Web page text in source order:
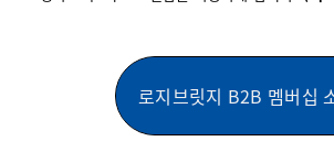
로지브릿지 B2B 멤버십